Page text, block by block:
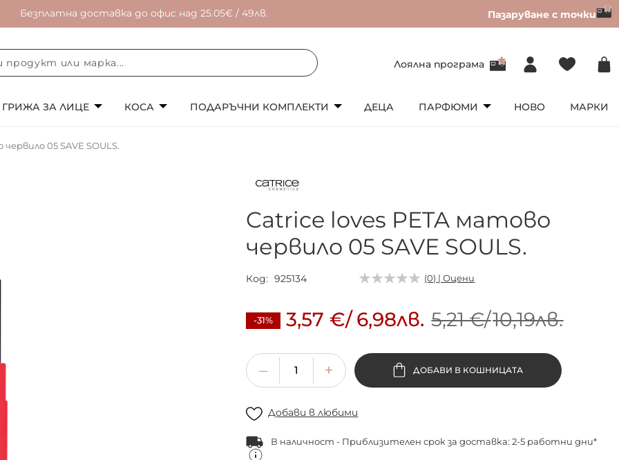
Безплатна доставка до офис над 25.05€ / 49лв. Пазаруване с точки
Лоялна програма
ГРИЖА ЗА ЛИЦЕ КОСА ПОДАРЪЧНИ КОМПЛЕКТИ ДЕЦА ПАРФЮМИ НОВО МАРКИ
05 SAVE SOULS.
Catrice loves PETA матово
червило 05 SAVE SOULS.
Код 925134 (0) | Оцени
-31% 3,57 €/6,98лв. 5,21 €/10,19лв.
ДОБАВИ В КОШНИЦАТА
Добави в любими
В наличност - Приблизителен срок за доставка: 2-5 работни дни*